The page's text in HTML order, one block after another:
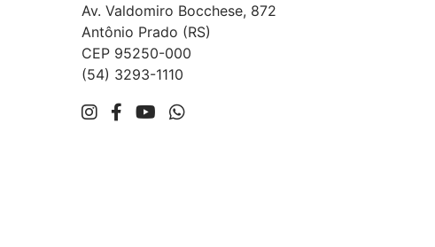
Av. Valdomiro Bocchese, 872
Antônio Prado (RS)
CEP 95250-000
(54) 3293-1110